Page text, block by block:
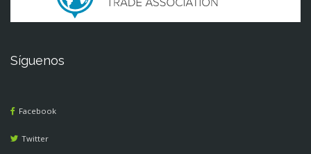
Síguenos
Facebook
Twitter